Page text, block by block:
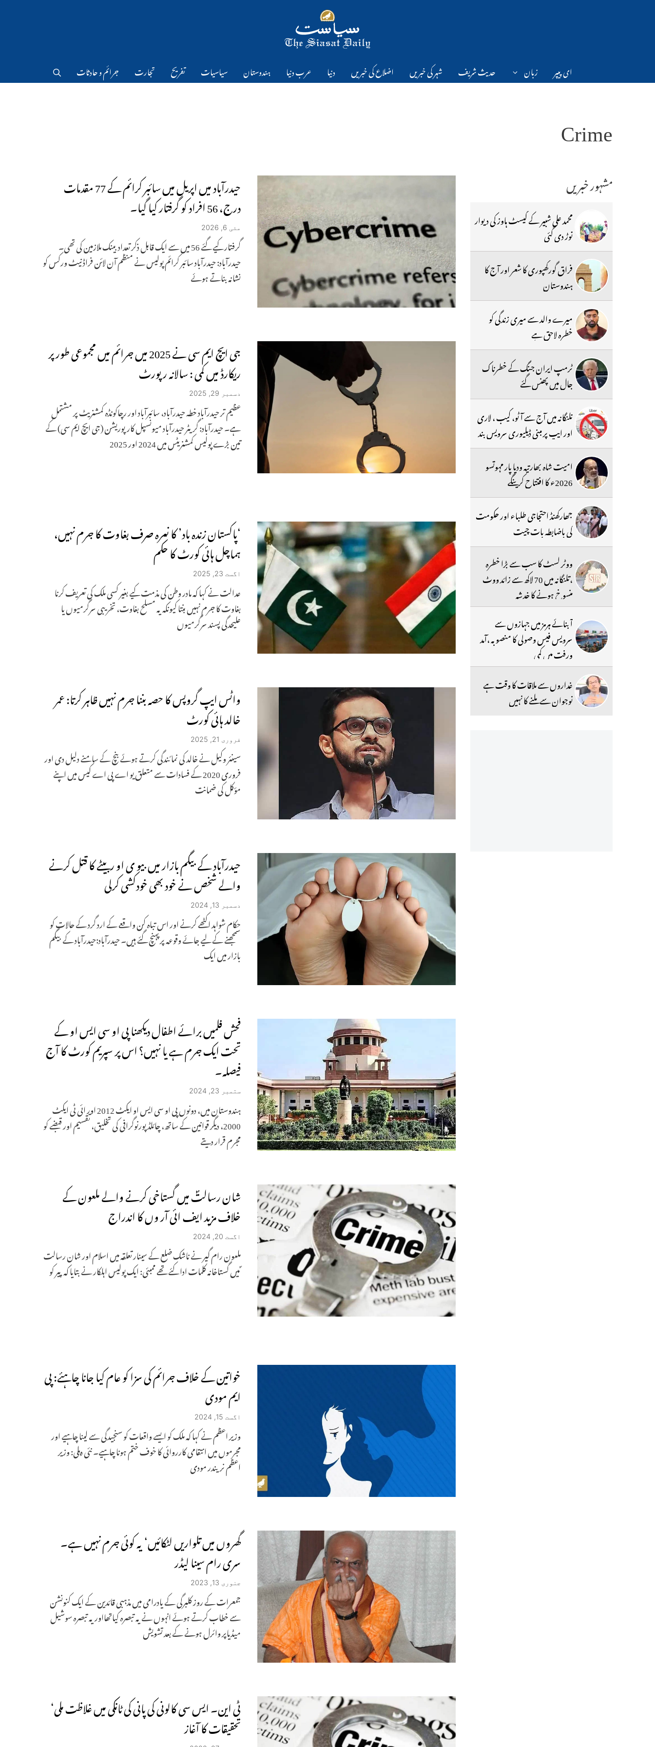
ای پیپر زبان حدیث شریف شہر کی خبریں اضلاع کی خبریں دنیا عرب دنیا ہندوستان سیاسیات تفریح تجارت جرائم و حادثات
Crime
حیدرآباد میں اپریل میں سائبر کرائم کے 77 مقدمات
درج، 56 افراد کو گرفتار کیا گیا۔
مئی 6, 2026
گرفتار کیے گئے 56 میں سے ایک قابل ذکر تعداد بینک ملازمین کی تھی۔
حیدرآباد: حیدرآباد سائبر کرائم پولیس نے منظم آن لائن فراڈ نیٹ ورکس کو
نشانہ بناتے ہوئے
جی ایچ ایم سی نے 2025 میں جرائم میں مجموعی طور پر
ریکارڈ میں کمی : سالانہ رپورٹ
دسمبر 29, 2025
عظیم تر حیدرآباد خطہ حیدرآباد، سائبرآباد اور رچاکونڈہ کمشنریٹ پر مشتمل
ہے۔ حیدرآباد: گریٹر حیدرآباد میونسپل کارپوریشن (جی ایچ ایم سی) کے
تین بڑے پولیس کمشنریٹس میں 2024 اور 2025
‘پاکستان زندہ باد’ کا نعرہ صرف بغاوت کا جرم نہیں،
ہماچل ہائی کورٹ کا حکم
اگست 23, 2025
عدالت نے کہا کہ مادر وطن کی مذمت کیے بغیر کسی ملک کی تعریف کرنا
بغاوت کا جرم نہیں بنتا کیونکہ یہ مسلح بغاوت، تخریبی سرگرمیوں یا
علیحدگی پسند سرگرمیوں
واٹس ایپ گروپس کا حصہ بننا جرم نہیں ظاہر کرتا: عمر
خالد ہائی کورٹ
فروری 21, 2025
سینئر وکیل نے خالد کی نمائندگی کرتے ہوئے بنچ کے سامنے دلیل دی اور
فروری 2020 کے فسادات سے متعلق یو اے پی اے کیس میں اپنے
مؤکل کی ضمانت
حیدرآباد کے بیگم بازار میں بیو ی او ربیٹے کا قتل کرنے
والے شخص نے خود بھی خودکشی کرلی
دسمبر 13, 2024
حکام شواہد اکٹھے کرنے اور اس تباہ کن واقعے کے ارد گرد کے حالات کو
سمجھنے کے لیے جائے وقوعہ پر پہنچ گئے ہیں۔ حیدرآباد:حیدرآباد کے بیگم
بازار میں ایک
فحش فلمیں برائے اطفال دیکھنا پی او سی ایس او کے
تحت ایک جرم ہے یا نہیں؟ اس پر سپریم کورٹ کا آج
فیصلہ۔
ستمبر 23, 2024
ہندوستان میں، دونوں پی او سی ایس او ایکٹ 2012 اور ائی ٹی ایکٹ
2000، دیگر قوانین کے ساتھ، چائلڈ پورنوگرافی کی تخلیق، تقسیم اور قبضے کو
مجرم قرار دیتے
شان رسالتؐ میں گستاخی کرنے والے ملعون کے
خلاف مزید ایف ائی آر وں کا اندراج
اگست 20, 2024
ملعون رام گیر نے ناشک ضلع کے سینار تعلقہ میں اسلام اور شان رسالت
ؐ میں گستاخانہ کلمات ادا کئے تھے ممبئی: ایک پولیس اہلکار نے بتایا کہ پیر کو
خواتین کے خلاف جرائم کی سزا کو عام کیا جانا چاہئے: پی
ایم مودی
اگست 15, 2024
وزیر اعظم نے کہا کہ ملک کو ایسے واقعات کو سنجیدگی سے لینا چاہیے اور
مجرموں میں انتقامی کارروائی کا خوف ختم ہونا چاہیے۔ نئی دہلی: وزیر
اعظم نریندر مودی
گھروں میں تلواریں لٹکائیں‘ یہ کوئی جرم نہیں ہے۔
سری رام سینا لیڈر
جنوری 13, 2023
جمعرات کے روز کلبرگی کے یادرامی میں مذہبی قائدین کے ایک کنونشن
سے خطاب کرتے ہوئے انہوں نے یہ تبصرہ کیاتھااور یہ تبصرہ سوشیل
میڈیاپر وائرل ہونے کے بعد تشویش
ٹی این۔ ایس سی کالونی کی پانی کی ٹانکی میں غلاظت ملی‘
تحقیقات کا آغاز
مشہور خبریں
محمد علی شبیر کے گیسٹ ہاوز کی دیوار
توڑ دی گئی
فراق گورکھپوری کا شعر اور آج کا
ہندوستان
میرے والد سے میری زندگی کو
خطرہ لاحق ہے
ٹرمپ ایران جنگ کے خطرناک
جال میں پھنس گئے
تلنگانہ میں آج سے آٹو، کیب ، لاری
اور ایپ پر مبنی ڈیلیوری سرویس بند
امیت شاہ بھارتیہ ودیا پار مہوتسو
2026ء کا افتتاح کرینگے
جھارکھنڈ احتجاجی طلباء اور حکومت
کی باضابطہ بات چیت
ووٹر لسٹ کا سب سے بڑا خطرہ
،تلنگانہ میں 70 لاکھ سے زائد ووٹ
منسوخ ہونے کا خدشہ
آبنائے ہرمز میں جہازوں سے
سرویس فیس وصولی کا منصوبہ ،آمد
ورفت میں کمی
غداروں سے ملاقات کا وقت ہے
نوجوان سے ملنے کا نہیں